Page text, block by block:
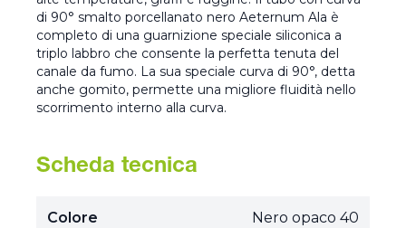
di 90° smalto porcellanato nero Aeternum Ala è
completo di una guarnizione speciale siliconica a
triplo labbro che consente la perfetta tenuta del
canale da fumo. La sua speciale curva di 90°, detta
anche gomito, permette una migliore fluidità nello
scorrimento interno alla curva.
Scheda tecnica
Colore Nero opaco 40